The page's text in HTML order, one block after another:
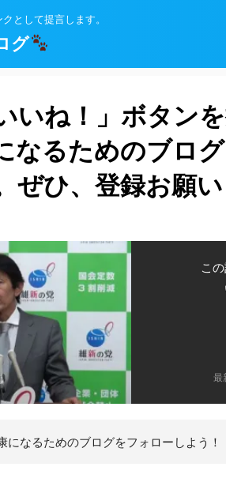
として提言します。
グ
いね！」ボタン
なるためのブロ
ぜひ、登録お願い
こ
最
になるためのブログをフォローしよう！